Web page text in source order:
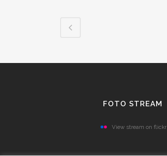
FOTO STREAM
View stream on flickr